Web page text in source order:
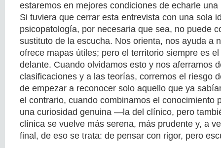
estaremos en mejores condiciones de echarle una
Si tuviera que cerrar esta entrevista con una sola
psicopatología, por necesaria que sea, no puede
sustituto de la escucha. Nos orienta, nos ayuda a
ofrece mapas útiles; pero el territorio siempre es
delante. Cuando olvidamos esto y nos aferramos
clasificaciones y a las teorías, corremos el riesgo
de empezar a reconocer solo aquello que ya
el contrario, cuando combinamos el conocimiento
una curiosidad genuina —la del clínico, pero
clínica se vuelve más serena, más prudente y, a
final, de eso se trata: de pensar con rigor, pero